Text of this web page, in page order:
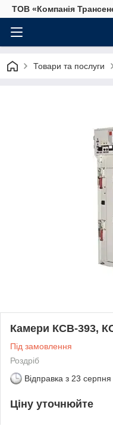
ТОВ «Компанія
Товари та послуги
Камери КСВ-393,
Під замовлення
Роздріб
Відправка з 23
Ціну уточнюйте